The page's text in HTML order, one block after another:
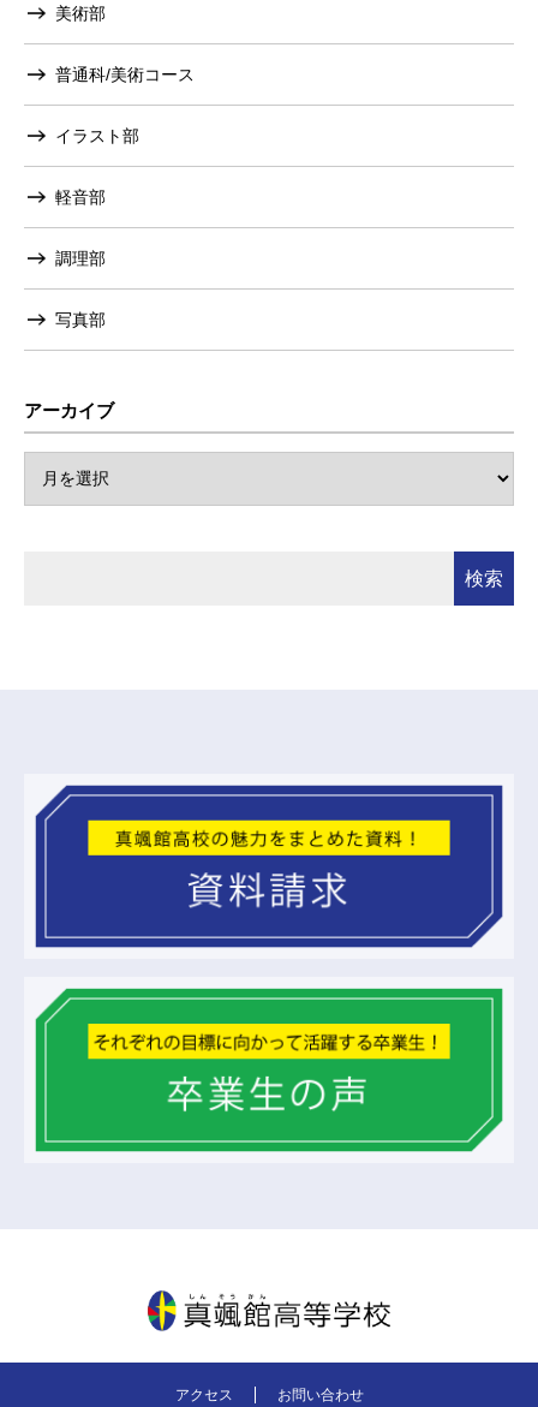
美術部
普通科/美術コース
イラスト部
軽音部
調理部
写真部
アーカイブ
アクセス お問い合わせ